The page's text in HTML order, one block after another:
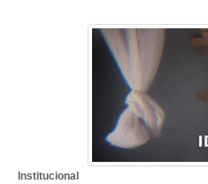
Institucional